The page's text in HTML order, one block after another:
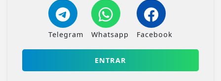
Telegram Whatsapp Facebook
ENTRAR